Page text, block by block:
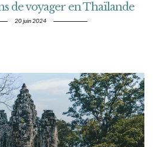
de voyager en Thaïlande
20 juin 2024